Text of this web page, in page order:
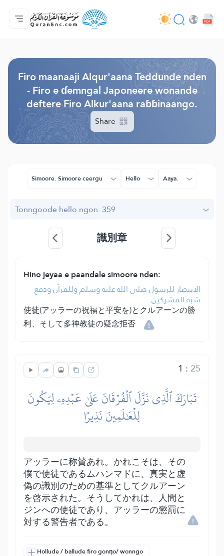
Jaɓɓorgo
Loowdi firooji ɗi
Audio
Golleeji topayɓe ( heyɗintinooɓe) ɓen - API
Fii eɓɓoore nde
Humpo'ndir e amen
Ɗemngal
Firo maanaaji Alqur'aana Teddunde nden
- Firo e ɗemngal Japoneere wonande
deftere Firo Alkur'aana raɓɓinaango.
Share
Simoore. Simoore ceergu Hello Aaya.
Tonngoode hello ngon: 359
識別章
Hino jeyaa e paandale simoore nden:
الانتصار للرسول صلى الله عليه وسلم وللقرآن ودفع
شبه المشركين.
使徒(アッラーの祝福と平安を)とクルアーンの勝
利、そして多神教徒の疑念拒否
1 : 25
تَبَارَكَ ٱلَّذِي نَزَّلَ ٱلۡفُرۡقَانَ عَلَىٰ عَبۡدِهِۦ لِيَكُونَ
لِلۡعَٰلَمِينَ نَذِيرًا
アッラーに称賛あれ。かれこそは、その
僕で使徒であるムハンマドに、真実と虚
偽の識別のための基準としてクルアーン
を啓示された。そうしてかれは、人間と
ジンへの使徒であり、アッラーの懲罰に
対する警告者である。
Hollude / ballude firo gonŋo/ wonngo